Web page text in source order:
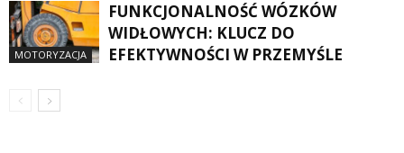
MOTORYZACJA
FUNKCJONALNOŚĆ WÓZKÓW
WIDŁOWYCH: KLUCZ DO
EFEKTYWNOŚCI W PRZEMYŚLE